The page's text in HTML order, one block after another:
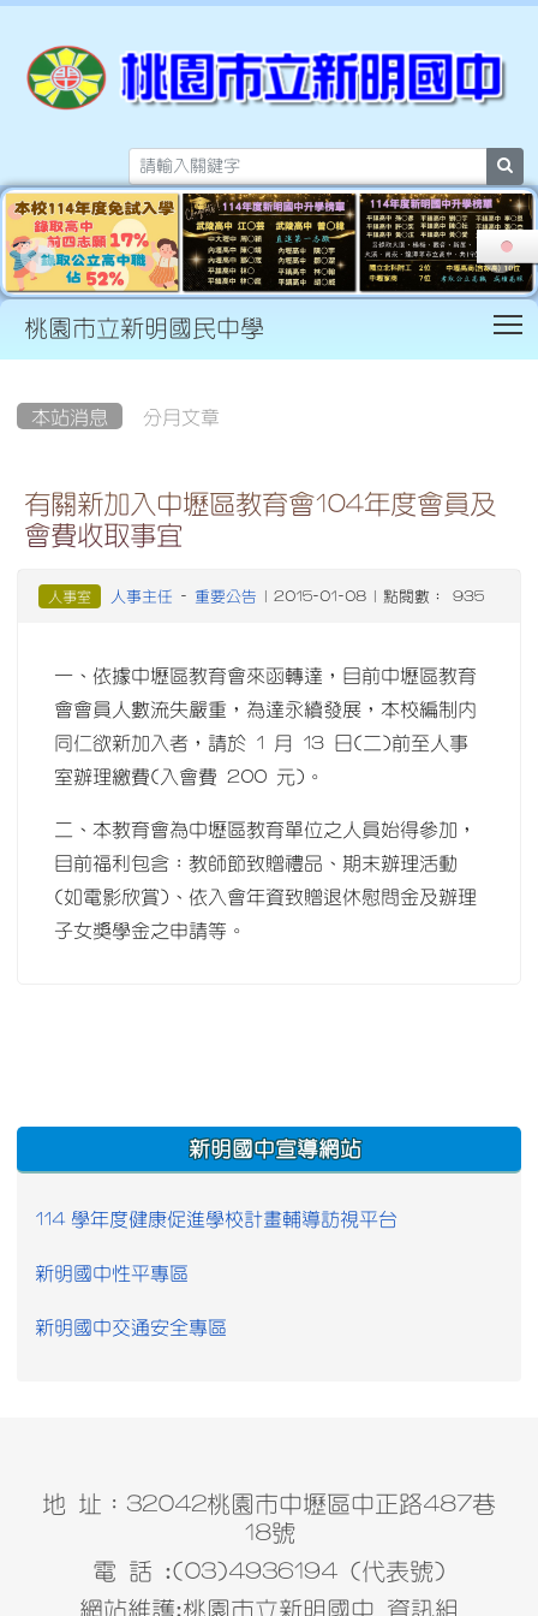
桃園市立新明國民中學
本站消息 分月文章
有關新加入中壢區教育會104年度會員及
會費收取事宜
人事室 人事主任 - 重要公告 | 2015-01-08 | 點閱數： 935
一、依據中壢區教育會來函轉達，目前中壢區教育
會會員人數流失嚴重，為達永續發展，本校編制內
同仁欲新加入者，請於 1 月 13 日(二)前至人事
室辦理繳費(入會費 200 元)。
二、本教育會為中壢區教育單位之人員始得參加，
目前福利包含：教師節致贈禮品、期末辦理活動
(如電影欣賞)、依入會年資致贈退休慰問金及辦理
子女獎學金之申請等。
:::
新明國中宣導網站
114 學年度健康促進學校計畫輔導訪視平台
新明國中性平專區
新明國中交通安全專區
地 址：32042桃園市中壢區中正路487巷
18號
電 話 :(03)4936194 (代表號)
網站維護:桃園市立新明國中 資訊組